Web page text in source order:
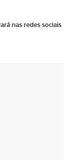
nas redes sociais